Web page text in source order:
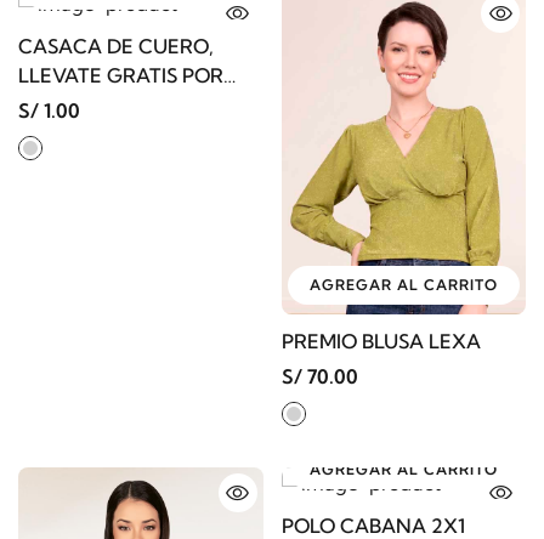
CASACA DE CUERO,
LLEVATE GRATIS POR
PASAR PEDIDO S/900
AMAS
S/ 1.00
AGREGAR AL CARRITO
PREMIO BLUSA LEXA
S/ 70.00
AGREGAR AL CARRITO
POLO CABANA 2X1